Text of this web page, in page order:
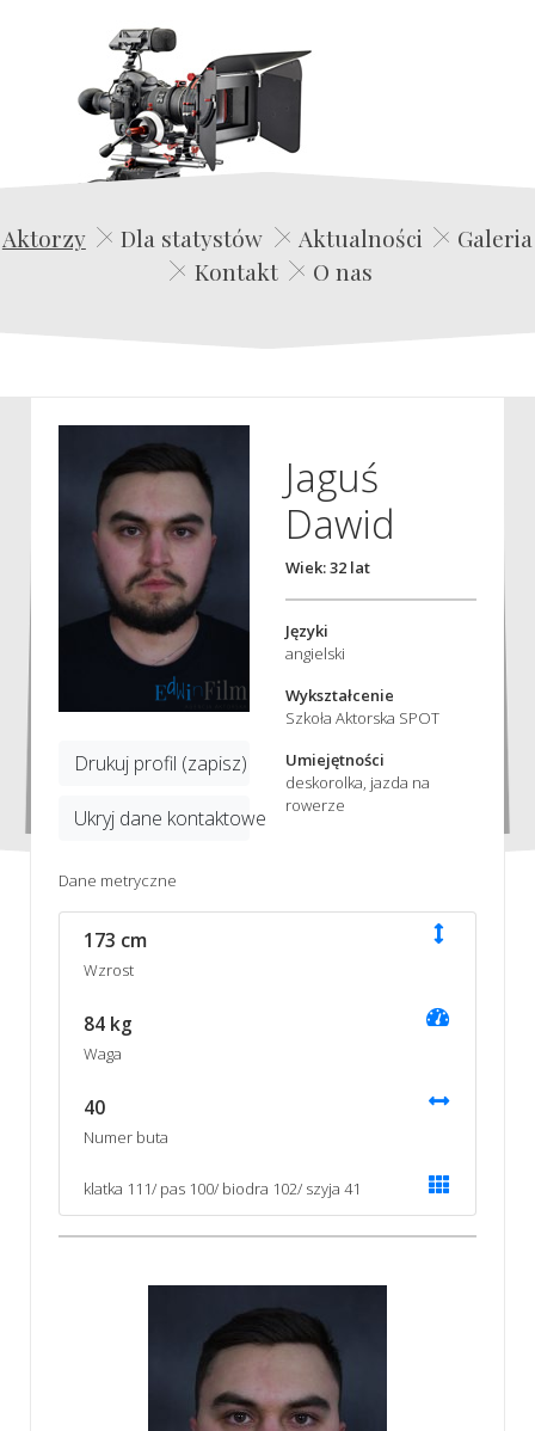
Edwin Film Agencja Aktorska
Aktorzy Dla statystów Aktualności
Galeria
Kontakt
O nas
Drukuj profil (zapisz)
Ukryj dane kontaktowe
Jaguś
Dawid
Wiek: 32 lat
Języki
angielski
Wykształcenie
Szkoła Aktorska SPOT
Umiejętności
deskorolka, jazda na
rowerze
Dane metryczne
173 cm
Wzrost
84 kg
Waga
40
Numer buta
klatka 111/ pas 100/ biodra 102/ szyja 41